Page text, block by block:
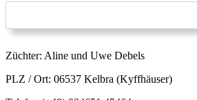
Züchter: Aline und Uwe Debels
PLZ / Ort: 06537 Kelbra (Kyffhäuser)